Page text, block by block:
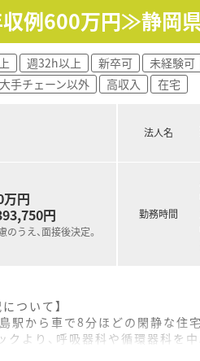
ト2名と手厚い配置です。
ご希望に合わせて相談できま
ンクある方もご相談ください。
車通勤もＯＫです。
収例600万円≫静岡
週32h以上 新卒可 未経験可
大手チェーン以外 高収入 在宅
円
円
うえ、面接後決定。
法人名
勤務時間
ついて】
駅から車で8分ほどの閑静な住
より、呼吸器科や循環器科を